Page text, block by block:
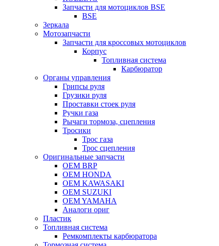
Запчасти для мотоциклов BSE
BSE
Зеркала
Мотозапчасти
Запчасти для кроссовых мотоциклов
Корпус
Топливная система
Карбюратор
Органы управления
Грипсы руля
Грузики руля
Проставки стоек руля
Ручки газа
Рычаги тормоза, сцепления
Тросики
Трос газа
Трос сцепления
Оригинальные запчасти
OEM BRP
OEM HONDA
OEM KAWASAKI
OEM SUZUKI
OEM YAMAHA
Аналоги ориг
Пластик
Топливная система
Ремкомплекты карбюратора